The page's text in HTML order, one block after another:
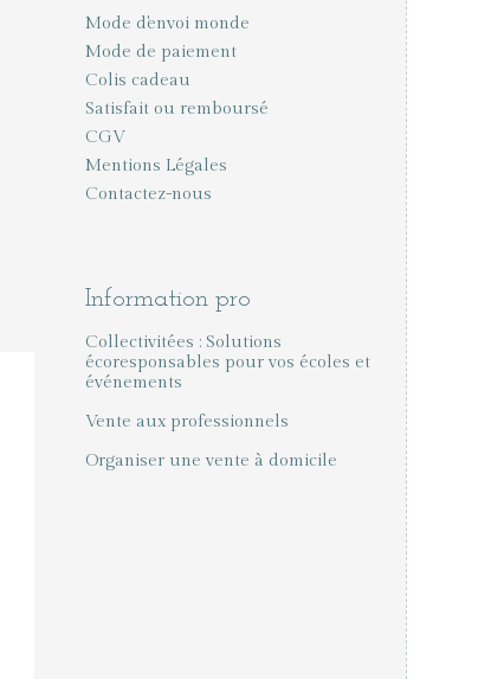
Mode d'envoi monde
Mode de paiement
Colis cadeau
Satisfait ou remboursé
CGV
Mentions Légales
Contactez-nous
Information pro
Collectivitées : Solutions
écoresponsables pour vos écoles et
événements
Vente aux professionnels
Organiser une vente à domicile